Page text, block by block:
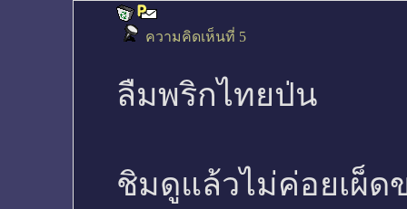
ความคิดเห็นที่ 5
ลืมพริกไทยป่น
ชิมดูแล้วไม่ค่อยเผ็ด